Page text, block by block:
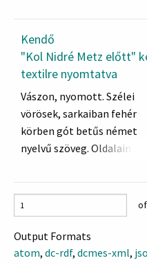
אם אשכחך ירושלים תשכח
ימיני
(ha elfelejtlek Jeruzsálem,
száradjon el a jobbom....)
רחל אמנו
"Ráhel ősanyánk"
ornamentika..
Kendő
"Kol Nidré Metz előtt"
textilre nyomtatva
Vászon, nyomott. Szélei
vörösek, sarkaiban fehér
körben gót betűs német
nyelvű szöveg. Oldalain
középen Dávid - csillag
osztja. Ez alatt héber és
német nyelvű szöveg.
"Haben wir nicht Alle einen
Vater? Hat uns nicht Alle
Output Formats
atom, dc-rdf, dcmes-xml,